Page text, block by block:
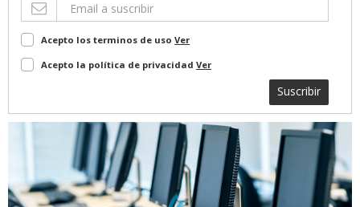
Acepto los terminos de uso Ver
Acepto la política de privacidad Ver
Suscribir